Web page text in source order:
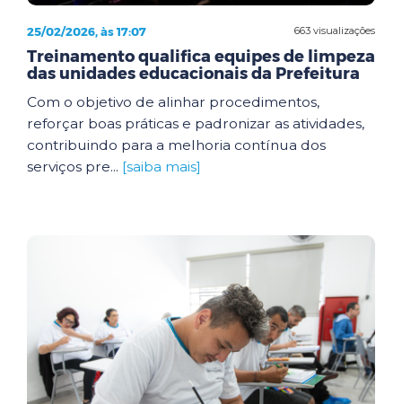
663 visualizações
25/02/2026, às 17:07
Treinamento qualifica equipes de limpeza
das unidades educacionais da Prefeitura
Com o objetivo de alinhar procedimentos,
reforçar boas práticas e padronizar as atividades,
contribuindo para a melhoria contínua dos
serviços pre... [saiba mais]